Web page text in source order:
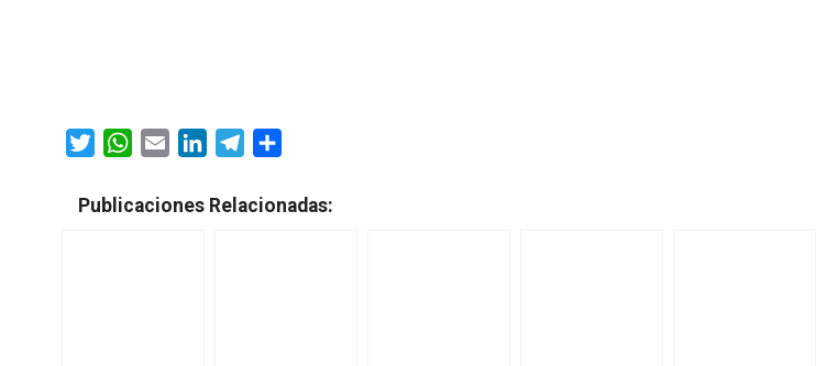
TwitterWhatsApp
Email LinkedInTelegram
Publicaciones Relacionadas: